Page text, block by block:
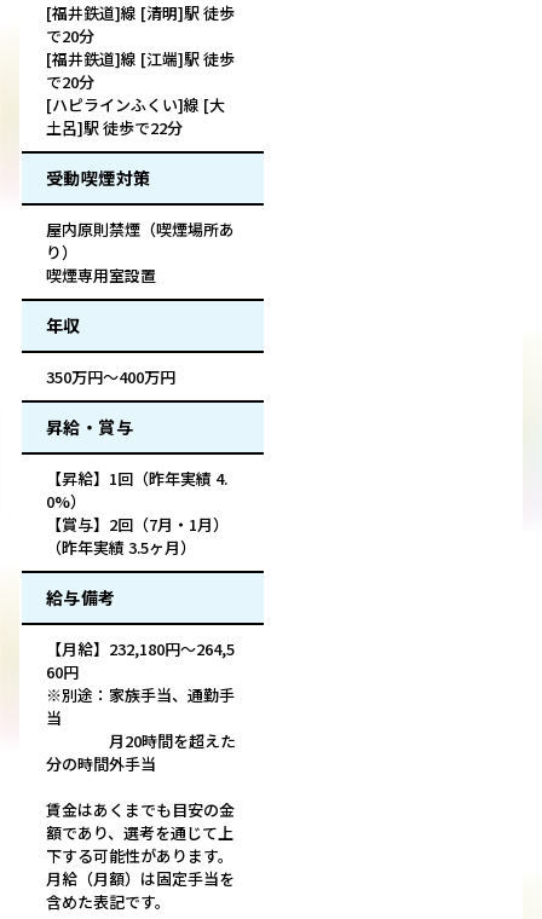
[福井鉄道]線 [清明]駅 徒歩
で20分
[福井鉄道]線 [江端]駅 徒歩
で20分
[ハピラインふくい]線 [大
土呂]駅 徒歩で22分
受動喫煙対策
屋内原則禁煙（喫煙場所あ
り）
喫煙専用室設置
年収
350万円～400万円
昇給・賞与
【昇給】1回（昨年実績 4.
0%）
【賞与】2回（7月・1月）
（昨年実績 3.5ヶ月）
給与備考
【月給】232,180円～264,5
60円
※別途：家族手当、通勤手
当
月20時間を超えた
分の時間外手当
賃金はあくまでも目安の金
額であり、選考を通じて上
下する可能性があります。
月給（月額）は固定手当を
含めた表記です。